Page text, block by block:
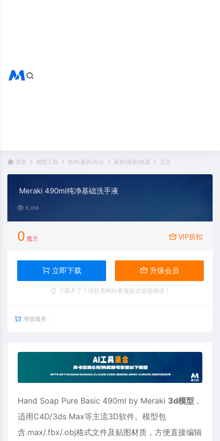
首页 模型工程 室内/家具/办公 厨房/浴室/电器 正文
Meraki 490ml纯净基础洗手液
8,359
0 魔方 VIP折扣
立即下载 升级会员
下载不了？请联系网站客服提交链接错误！
增值服务：
Hand Soap Pure Basic 490ml by Meraki 3d模型 ，
适用C4D/3ds Max等主流3D软件。模型包
含.max/.fbx/.obj格式文件及贴图材质，方便直接编辑